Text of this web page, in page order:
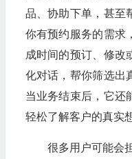
品、协助下单，甚至
你有预约服务的需求
成时间的预订、修改
化对话，帮你筛选出
当业务结束后，它还
轻松了解客户的真实
很多用户可能会